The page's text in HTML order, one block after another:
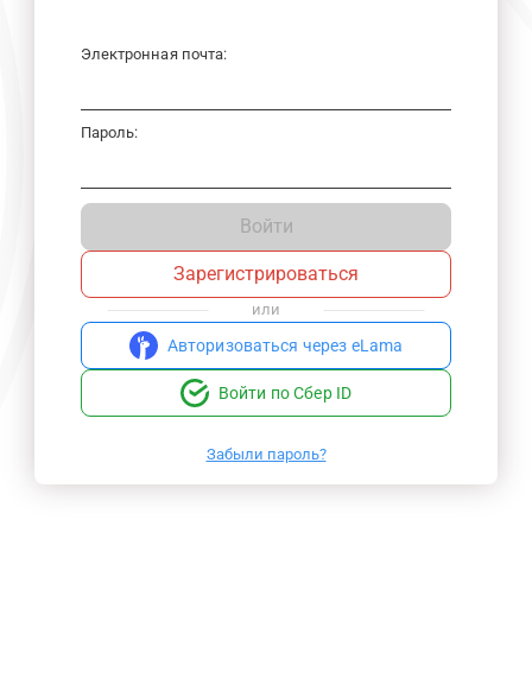
Электронная почта:
Пароль:
Войти
Зарегистрироваться
или
Авторизоваться через eLama
Войти по Сбер ID
Забыли пароль?